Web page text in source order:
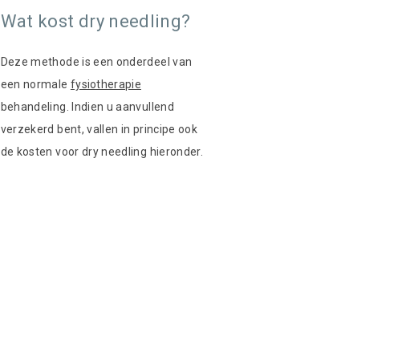
Wat kost dry needling?
Deze methode is een onderdeel van
een normale fysiotherapie
behandeling. Indien u aanvullend
verzekerd bent, vallen in principe ook
de kosten voor dry needling hieronder.